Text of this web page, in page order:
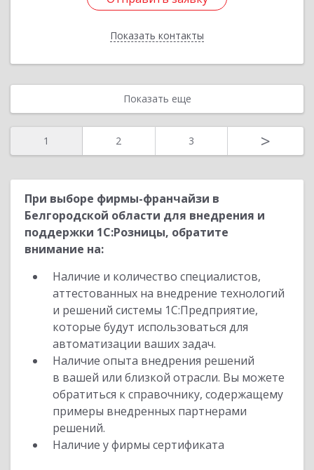
Показать контакты
Назад
Показать еще
1 2 3 >
При выборе фирмы-франчайзи в
Белгородской области для внедрения и
поддержки 1С:Розницы, обратите
внимание на:
Наличие и количество специалистов,
аттестованных на внедрение технологий
и решений системы 1С:Предприятие,
которые будут использоваться для
автоматизации ваших задач.
Наличие опыта внедрения решений
в вашей или близкой отрасли. Вы можете
обратиться к справочнику, содержащему
примеры внедренных партнерами
решений.
Наличие у фирмы сертификата